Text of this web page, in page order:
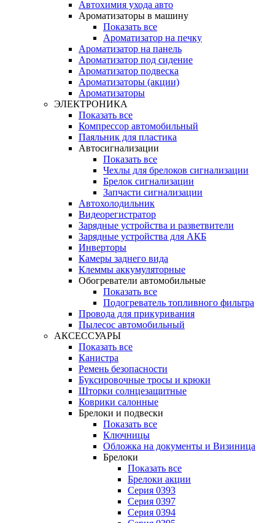
Автохимия ухода авто
Ароматизаторы в машину
Показать все
Ароматизатор на печку
Ароматизатор на панель
Ароматизатор под сидение
Ароматизатор подвеска
Ароматизаторы (акции)
Ароматизаторы
ЭЛЕКТРОНИКА
Показать все
Компрессор автомобильный
Паяльник для пластика
Автосигнализации
Показать все
Чехлы для брелоков сигнализации
Брелок сигнализации
Запчасти сигнализации
Автохолодильник
Видеорегистратор
Зарядные устройства и разветвители
Зарядные устройства для АКБ
Инверторы
Камеры заднего вида
Клеммы аккумуляторные
Обогреватели автомобильные
Показать все
Подогреватель топливного фильтра
Провода для прикуривания
Пылесос автомобильный
АКСЕССУАРЫ
Показать все
Канистра
Ремень безопасности
Буксировочные тросы и крюки
Шторки солнцезащитные
Коврики салонные
Брелоки и подвески
Показать все
Ключницы
Обложка на документы и Визиница
Брелоки
Показать все
Брелоки акции
Серия 0393
Серия 0397
Серия 0394